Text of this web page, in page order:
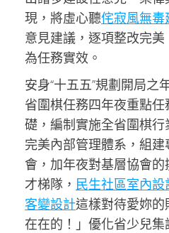
現，將虛心聽侘寂風無毒
意見建議，逐項整改完
為任務實效。
安身“十五五”規劃開局之
省圍棋任務四年夜重點
礎，編制實施全省圍棋行
完美內部管理體系，組建
會，加年夜對基層協會
才梯隊， 民生社區室內設
客變設計這樣對待愛妳
在在的！」優化省少兒